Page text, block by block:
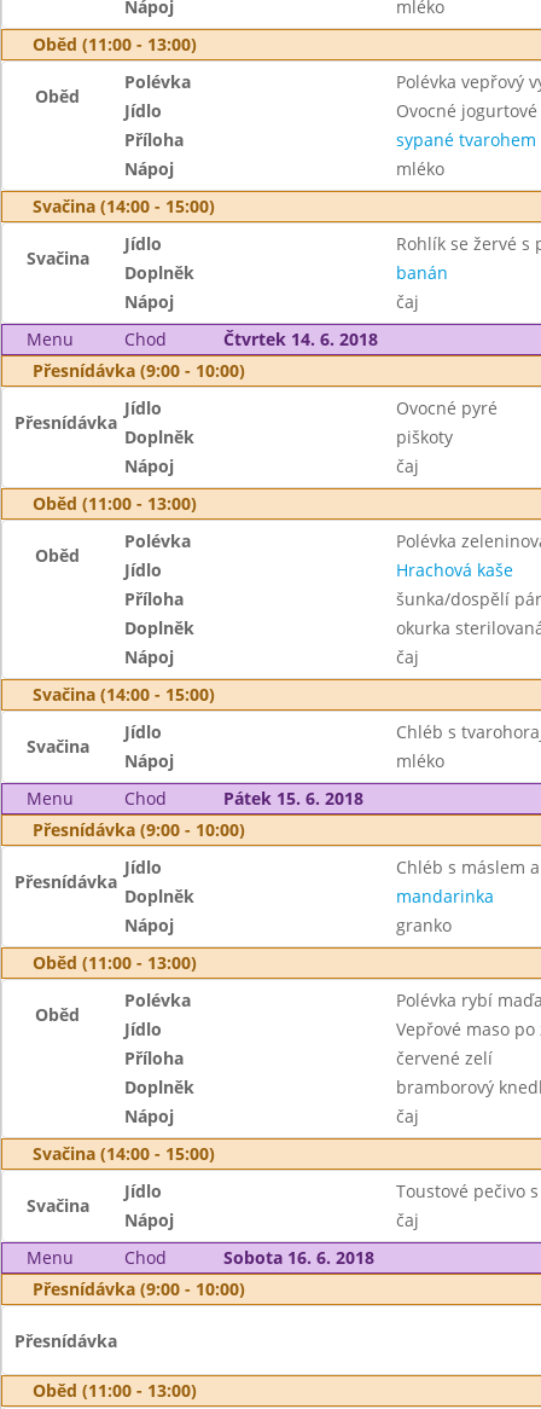
Nápoj
mléko
Oběd (11:00 - 13:00)
Oběd
Polévka
Polévka vepřový
Jídlo
Ovocné
Příloha
sypané tvarohem
Nápoj
mléko
Svačina (14:00 - 15:00)
Svačina
Jídlo
Rohlík se žervé s
Doplněk
banán
Nápoj
čaj
Menu
Chod
Čtvrtek 14. 6. 2018
Přesnídávka (9:00 - 10:00)
Přesnídávka
Jídlo
Ovocné pyré
Doplněk
piškoty
Nápoj
čaj
Oběd (11:00 - 13:00)
Oběd
Polévka
Polévka
Jídlo
Hrachová kaše
Příloha
šunka/dospělí
Doplněk
okurka
Nápoj
čaj
Svačina (14:00 - 15:00)
Svačina
Jídlo
Chléb s
Nápoj
mléko
Menu
Chod
Pátek 15. 6. 2018
Přesnídávka (9:00 - 10:00)
Přesnídávka
Jídlo
Chléb s máslem
Doplněk
mandarinka
Nápoj
granko
Oběd (11:00 - 13:00)
Oběd
Polévka
Polévka rybí
Jídlo
Vepřové maso
Příloha
červené zelí
Doplněk
bramborový
Nápoj
čaj
Svačina (14:00 - 15:00)
Svačina
Jídlo
Toustové pečivo
Nápoj
čaj
Menu
Chod
Sobota 16. 6. 2018
Přesnídávka (9:00 - 10:00)
Přesnídávka
Oběd (11:00 - 13:00)